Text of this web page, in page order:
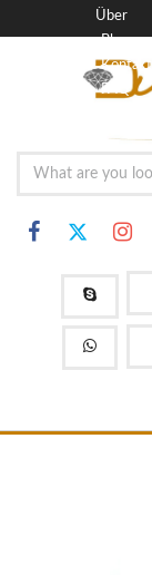
Über
Blog
Kontakt
FAQ